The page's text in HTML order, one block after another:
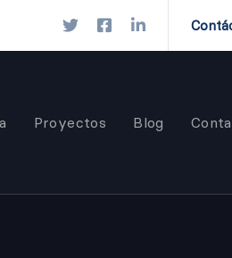
Proyectos Blog